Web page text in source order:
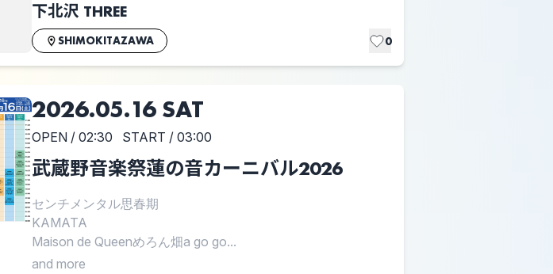
下北沢 THREE
SHIMOKITAZAWA 0
2026.05.16 SAT
OPEN / 02:30 START / 03:00
武蔵野音楽祭蓮の音カーニバル2026
センチメンタル思春期
KAMATA
Maison de Queenめろん畑a go go...
and more